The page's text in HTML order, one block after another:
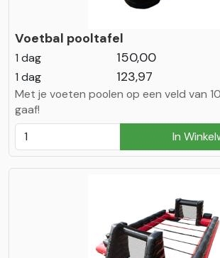
Voetbal pooltafel
1 dag 150,00
1 dag
123,97
Met je voeten poolen op een veld van
gaaf!
In